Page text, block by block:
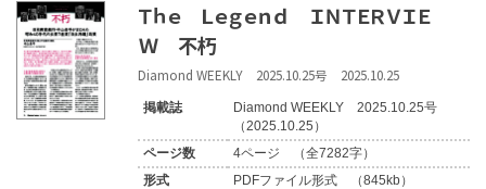
Ｔｈｅ Ｌｅｇｅｎｄ ＩＮＴＥＲＶＩＥ
Ｗ 不朽
Diamond WEEKLY 2025.10.25号 2025.10.25
掲載誌
Diamond WEEKLY 2025.10.25号
（2025.10.25）
ページ数
4ページ （全7282字）
形式
PDFファイル形式 （845kb）